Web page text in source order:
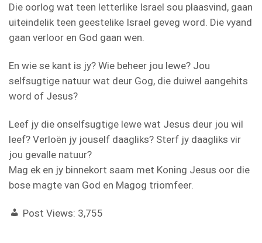
Die oorlog wat teen letterlike Israel sou plaasvind, gaan
uiteindelik teen geestelike Israel geveg word. Die vyand
gaan verloor en God gaan wen.
En wie se kant is jy? Wie beheer jou lewe? Jou
selfsugtige natuur wat deur Gog, die duiwel aangehits
word of Jesus?
Leef jy die onselfsugtige lewe wat Jesus deur jou wil
leef? Verloën jy jouself daagliks? Sterf jy daagliks vir
jou gevalle natuur?
Mag ek en jy binnekort saam met Koning Jesus oor die
bose magte van God en Magog triomfeer.
Post Views: 3,755